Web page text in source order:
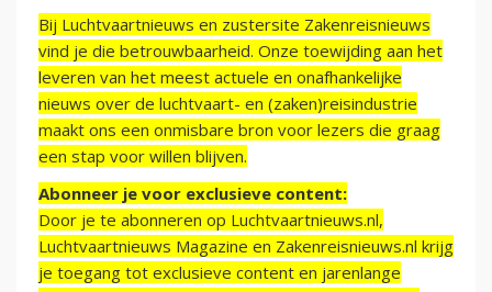
Bij Luchtvaartnieuws en zustersite Zakenreisnieuws
vind je die betrouwbaarheid. Onze toewijding aan het
leveren van het meest actuele en onafhankelijke
nieuws over de luchtvaart- en (zaken)reisindustrie
maakt ons een onmisbare bron voor lezers die graag
een stap voor willen blijven.
Abonneer je voor exclusieve content:
Door je te abonneren op Luchtvaartnieuws.nl,
Luchtvaartnieuws Magazine en Zakenreisnieuws.nl krijg
je toegang tot exclusieve content en jarenlange